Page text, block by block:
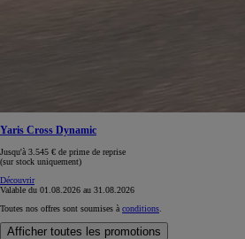
Yaris Cross Dynamic
Jusqu'à 3.545 € de prime de reprise
(sur stock uniquement)
Découvrir
Valable du 01.08.2026 au 31.08.2026
Toutes nos offres sont soumises à conditions
Afficher toutes les promotions